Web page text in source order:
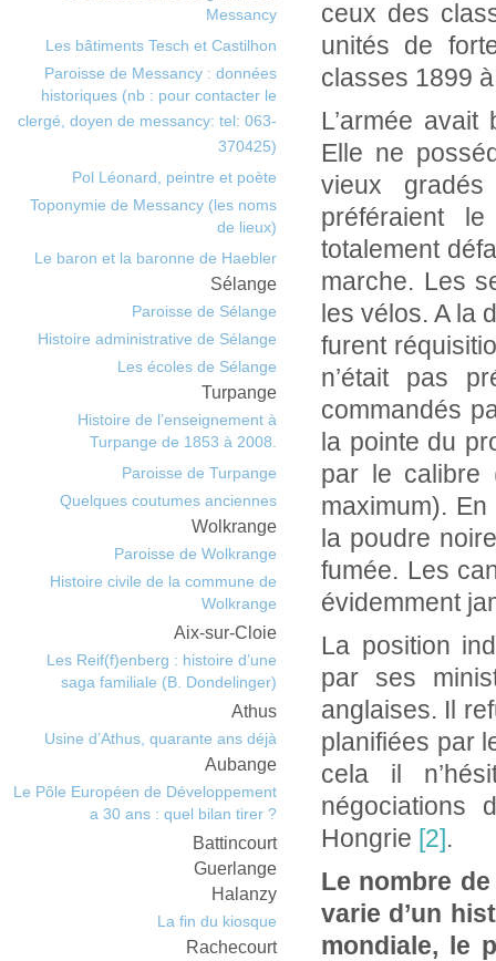
Messancy
Les bâtiments Tesch et Castilhon
Paroisse de Messancy : données
historiques (nb : pour contacter le
clergé, doyen de messancy: tel: 063-
370425)
Pol Léonard, peintre et poète
Toponymie de Messancy (les noms
de lieux)
Le baron et la baronne de Haebler
Sélange
Paroisse de Sélange
Histoire administrative de Sélange
Les écoles de Sélange
Turpange
Histoire de l’enseignement à
Turpange de 1853 à 2008.
Paroisse de Turpange
Quelques coutumes anciennes
Wolkrange
Paroisse de Wolkrange
Histoire civile de la commune de
Wolkrange
Aix-sur-Cloie
Les Reif(f)enberg : histoire d’une
saga familiale (B. Dondelinger)
Athus
Usine d’Athus, quarante ans déjà
Aubange
Le Pôle Européen de Développement
a 30 ans : quel bilan tirer ?
Battincourt
Guerlange
Halanzy
La fin du kiosque
Rachecourt
ceux des
unités de
classes 1899
L’armée
Elle ne
vieux
préféraient
totalement
marche. Les
les vélos. A la
furent
n’était pas
commandés
la pointe du
par le calibre
maximum).
la poudre
fumée. Les
évidemment
La position
par ses
anglaises. Il
planifiées par
cela il
négociations
Hongrie [2].
Le nombre
varie d’un
mondiale, le